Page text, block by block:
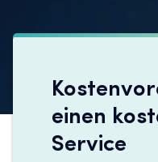
einen
Service